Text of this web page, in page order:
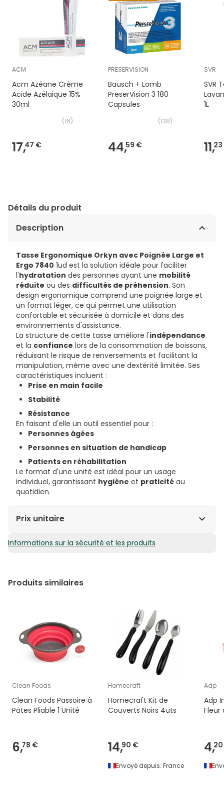
ACM
Acm Azéane Crème
Acide Azélaique 15%
30ml
(16)
17,47 €
PRESERVISION
Bausch + Lomb
PreserVision 3 180
Capsules
(138)
44,59 €
SVR
SVR
1L
11,
Détails du produit
Description
Tasse Ergonomique Orkyn avec Poignée Large et
Ergo 7840 1ud est la solution idéale pour faciliter
l'hydratation des personnes ayant une mobilité
réduite ou des difficultés de préhension. Son
design ergonomique comprend une poignée large et
un format léger, ce qui permet une utilisation
confortable et sécurisée à domicile et dans des
environnements d'assistance.
La structure de cette tasse améliore l'indépendance
et la confiance lors de la consommation de boissons,
réduisant le risque de renversements et facilitant la
manipulation, même avec une dextérité limitée. Ses
caractéristiques incluent :
Prise en main facile
Stabilité
Résistance
En faisant d'elle un outil essentiel pour :
Personnes âgées
Personnes en situation de handicap
Patients en réhabilitation
Le format d'une unité est idéal pour un usage
individuel, garantissant hygiène et praticité au
quotidien.
Prix unitaire
9,66€ / Unités
Informations sur la sécurité et les produits
Produits similaires
Clean Foods
Clean Foods Passoire à
Pâtes Pliable 1 Unité
6,78 €
Homecraft
Homecraft Kit de
Couverts Noirs 4uts
14,90 €
Envoyé depuis: France
Adp
Adp
Fleur
4,